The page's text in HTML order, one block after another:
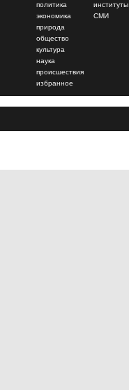
политика
экономика
природа
общество
культура
наука
происшествия
избранное
институты
СМИ